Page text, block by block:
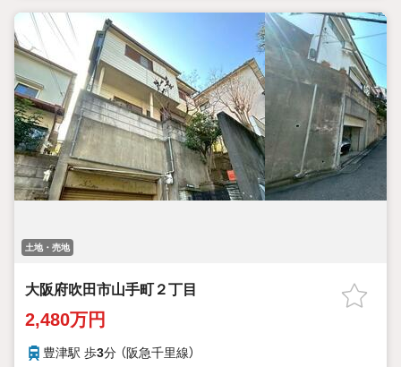
土地・売地
大阪府吹田市山手町２丁目
2,480万円
豊津駅 歩3分 （阪急千里線）